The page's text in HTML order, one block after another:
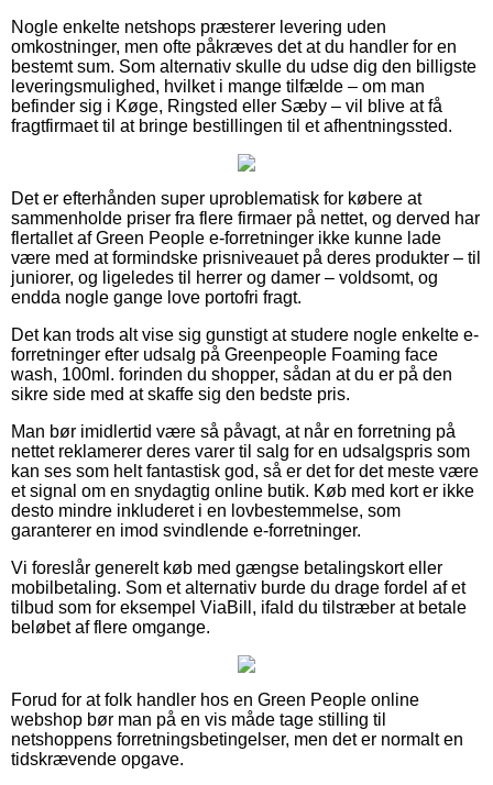
Nogle enkelte netshops præsterer levering uden
omkostninger, men ofte påkræves det at du handler for en
bestemt sum. Som alternativ skulle du udse dig den billigste
leveringsmulighed, hvilket i mange tilfælde – om man
befinder sig i Køge, Ringsted eller Sæby – vil blive at få
fragtfirmaet til at bringe bestillingen til et afhentningssted.
Det er efterhånden super uproblematisk for købere at
sammenholde priser fra flere firmaer på nettet, og derved har
flertallet af Green People e-forretninger ikke kunne lade
være med at formindske prisniveauet på deres produkter – til
juniorer, og ligeledes til herrer og damer – voldsomt, og
endda nogle gange love portofri fragt.
Det kan trods alt vise sig gunstigt at studere nogle enkelte e-
forretninger efter udsalg på Greenpeople Foaming face
wash, 100ml. forinden du shopper, sådan at du er på den
sikre side med at skaffe sig den bedste pris.
Man bør imidlertid være så påvagt, at når en forretning på
nettet reklamerer deres varer til salg for en udsalgspris som
kan ses som helt fantastisk god, så er det for det meste være
et signal om en snydagtig online butik. Køb med kort er ikke
desto mindre inkluderet i en lovbestemmelse, som
garanterer en imod svindlende e-forretninger.
Vi foreslår generelt køb med gængse betalingskort eller
mobilbetaling. Som et alternativ burde du drage fordel af et
tilbud som for eksempel ViaBill, ifald du tilstræber at betale
beløbet af flere omgange.
Forud for at folk handler hos en Green People online
webshop bør man på en vis måde tage stilling til
netshoppens forretningsbetingelser, men det er normalt en
tidskrævende opgave.